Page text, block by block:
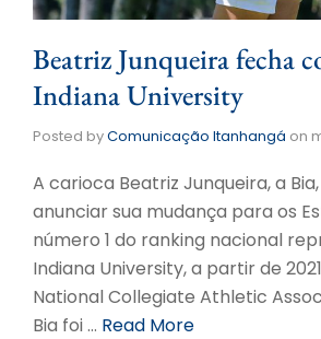
Beatriz Junqueira fecha
Indiana University
Posted byComunicação Itanhangá on
A carioca Beatriz Junqueira, a
anunciar sua mudança para os
número 1 do ranking nacional
Indiana University, a partir de
National Collegiate Athletic
Bia foi … Read More